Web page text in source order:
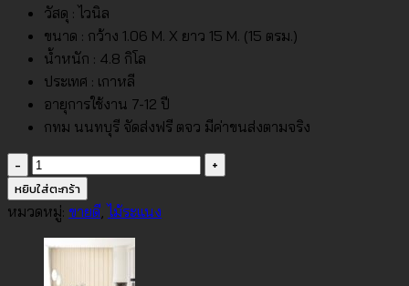
วัสดุ : ไวนิล
ขนาด : กว้าง 1.06 M. X ยาว 15 M. (15 ตรม.)
น้ำหนัก : 4.8 กิโล
ประเทศ : เกาหลี
อายุการใช้งาน 7-12 ปี
กทม นนทบุรี จัดส่งฟรี ตจว มีค่าขนส่งตามจริง
จำนวน
วอลเปเปอร์
ลายไม้
หยิบใส่ตะกร้า
หมวดหมู่: ขายดี ,ไม้ระแนง